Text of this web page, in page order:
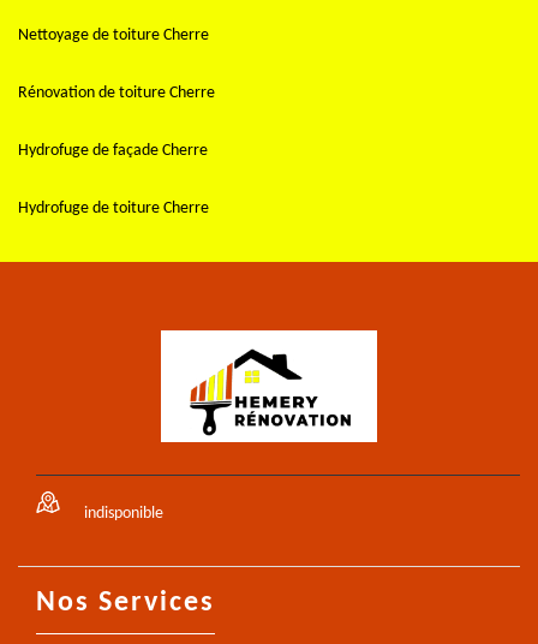
Nettoyage de toiture Cherre
Rénovation de toiture Cherre
Hydrofuge de façade Cherre
Hydrofuge de toiture Cherre
indisponible
Nos Services